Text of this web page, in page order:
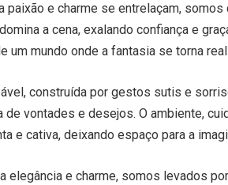
paixão e charme se entrelaçam,
a cena, exalando confiança e
um mundo onde a fantasia se torna
construída por gestos sutis e
de vontades e desejos. O ambiente,
e cativa, deixando espaço para a
elegância e charme, somos levados